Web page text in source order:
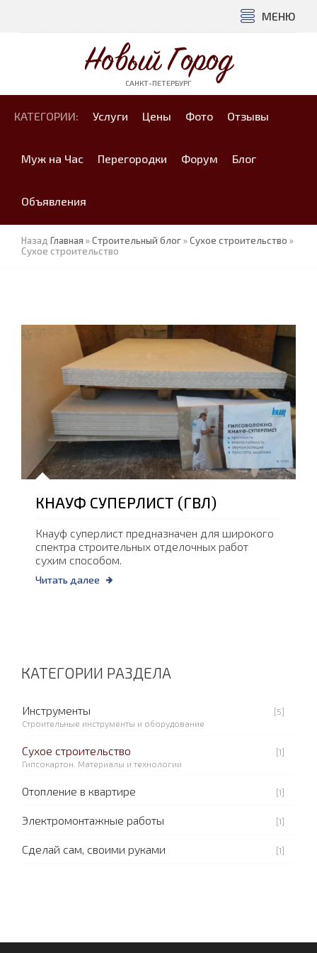
МЕНЮ
Новый Город
САНКТ-ПЕТЕРБУРГ
КАТЕГОРИИ: Услуги Цены Фото Отзывы
Муж на Час Перегородки Форум Блог
Объявления
Назад Главная »Строительный блог»Сухое строительство »
Сухое строительство
КНАУФ СУПЕРЛИСТ (ГВЛ)
Кнауф суперлист предназначен для широкого
спектра строительных отделочных работ
сухим способом.
Читать далее
КАТЕГОРИИ РАЗДЕЛА
Инструменты
[5]
Строительные инструменты и оборудование
Сухое строительство
[1]
Гипсокартон. Материалы и технологии
Отопление в квартире [1]
Электромонтажные работы [1]
Сделай сам, своими руками [1]